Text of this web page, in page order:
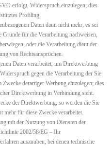
erfolgt, Widerspruch einzulegen; dies
Profiling.
Daten dann nicht mehr, es sei
für die Verarbeitung nachweisen,
oder die Verarbeitung dient der
von Rechtsansprüchen.
Daten verarbeitet, um Direktwerbung
gegen die Verarbeitung der Sie
Zwecke derartiger Werbung einzulegen; dies
Direktwerbung in Verbindung steht.
der Direktwerbung, so werden die Sie
mehr für diese Zwecke verarbeitet.
mit der Nutzung von Diensten der
2002/58/EG – Ihr
auszuüben, bei denen technische